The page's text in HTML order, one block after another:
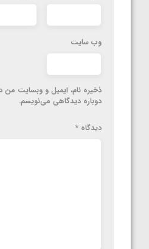
وب‌ سایت
ذخیره نام، ایمیل و وبسایت من
دوباره دیدگاهی می‌نویسم.
دیدگاه *